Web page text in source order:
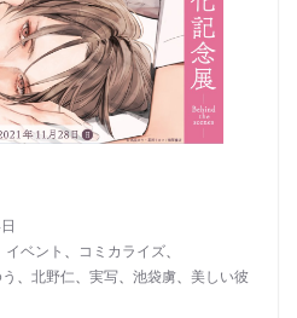
イベント 、 コミカライズ、
、 北野仁、 実写、 池袋虜、 美しい彼